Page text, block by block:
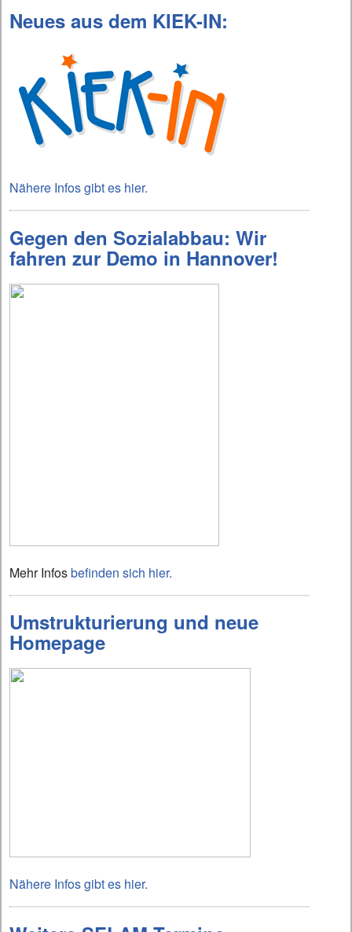
Neues aus dem KIEK-IN:
Nähere Infos gibt es hier.
Gegen den Sozialabbau: Wir
fahren zur Demo in Hannover!
Mehr Infosbefinden sich hier.
Umstrukturierung und neue
Homepage
Nähere Infos gibt es hier.